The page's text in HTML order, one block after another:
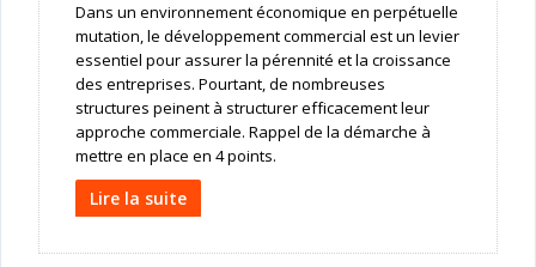
Dans un environnement économique en perpétuelle
mutation, le développement commercial est un levier
essentiel pour assurer la pérennité et la croissance
des entreprises. Pourtant, de nombreuses
structures peinent à structurer efficacement leur
approche commerciale. Rappel de la démarche à
mettre en place en 4 points.
Lire la suite